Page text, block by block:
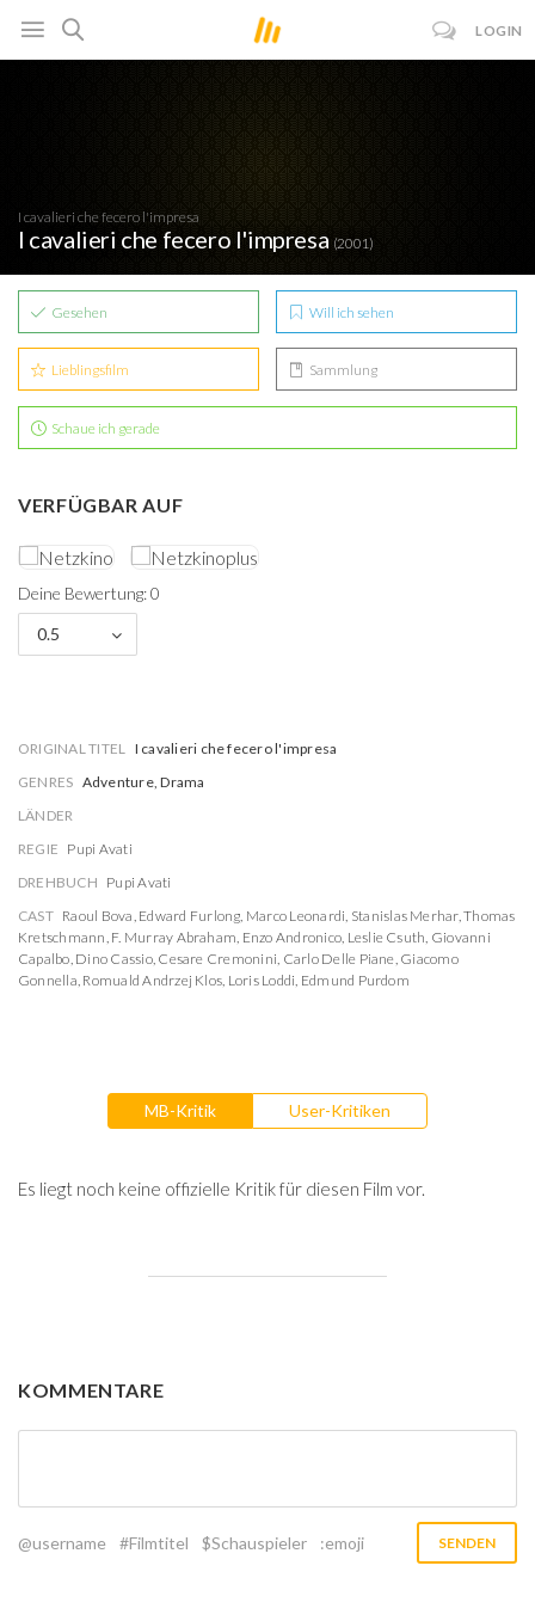
LOGIN
I cavalieri che fecero l'impresa
I cavalieri che fecero l'impresa (2001)
Gesehen Will ich sehen
Lieblingsfilm Sammlung
Schaue ich gerade
VERFÜGBAR AUF
Deine Bewertung: 0
0.5
ORIGINAL TITEL I cavalieri che fecero l'impresa
GENRES Adventure, Drama
LÄNDER
REGIE Pupi Avati
DREHBUCH Pupi Avati
CAST Raoul Bova, Edward Furlong, Marco Leonardi, Stanislas Merhar,Thomas
Kretschmann, F. Murray Abraham, Enzo Andronico, Leslie Csuth, Giovanni
Capalbo, Dino Cassio, Cesare Cremonini, Carlo Delle Piane, Giacomo
Gonnella, Romuald Andrzej Klos, Loris Loddi, Edmund Purdom
MB-Kritik User-Kritiken
Es liegt noch keine offizielle Kritik für diesen Film vor.
KOMMENTARE
@username #Filmtitel $Schauspieler :emoji